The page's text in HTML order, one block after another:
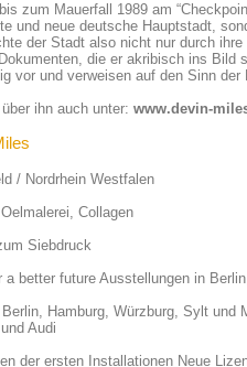
zum Mauerfall 1989 am
und neue deutsche Hauptstadt,
der Stadt also nicht nur durch
die er akribisch ins
vor und verweisen auf den Sinn
ihn auch unter: www.devin-
/ Nordrhein Westfalen
Collagen
Siebdruck
better future Ausstellungen in
Hamburg, Würzburg, Sylt
Audi
der ersten Installationen Neue